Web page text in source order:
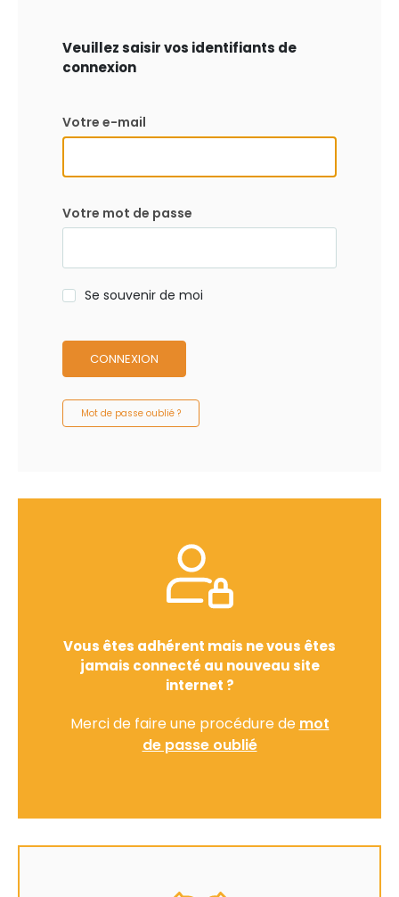
Veuillez saisir vos identifiants de
connexion
Votre e-mail
Votre mot de passe
Se souvenir de moi
CONNEXION
Mot de passe oublié ?
Vous êtes adhérent mais ne vous êtes
jamais connecté au nouveau site
internet ?
Merci de faire une procédure de mot
de passe oublié